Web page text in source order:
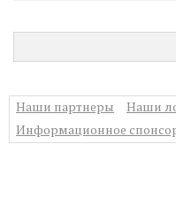
Наши партнеры
Наши
Информационное